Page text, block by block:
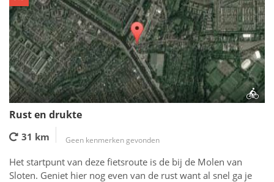
Rust en drukte
31 km Geen kenmerken gevonden
Het startpunt van deze fietsroute is de bij de Molen van
Sloten. Geniet hier nog even van de rust want al snel ga je